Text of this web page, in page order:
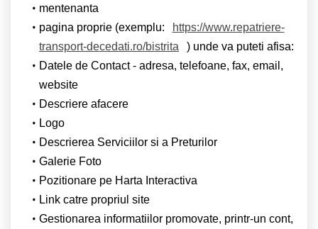
mentenanta
pagina proprie (exemplu:
https://www.repatriere-
transport-decedati.ro/bistrita
) unde va puteti afisa:
Datele de Contact - adresa, telefoane, fax, email,
website
Descriere afacere
Logo
Descrierea Serviciilor si a Preturilor
Galerie Foto
Pozitionare pe Harta Interactiva
Link catre propriul site
Gestionarea informatiilor promovate, printr-un cont,